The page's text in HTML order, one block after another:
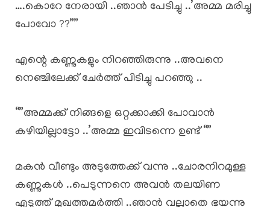
….കൊറേ നേരായി ..ഞാൻ പേടിച്ചു ..’അമ്മ മരിച്ചു
പോവോ ??””
എന്റെ കണ്ണുകളും നിറഞ്ഞിരുന്നു ..അവനെ
നെഞ്ചിലേക്ക് ചേർത്ത് പിടിച്ചു പറഞ്ഞു ..
“”അമ്മക്ക് നിങ്ങളെ ഒറ്റക്കാക്കി പോവാൻ
കഴിയില്ലാട്ടോ ..’അമ്മ ഇവിടന്നെ ഉണ്ട് “”
മകൻ വീണ്ടും അടുത്തേക്ക് വന്നു ..ചോരനിറമുള്ള
കണ്ണുകൾ ..പെടുന്നനെ അവൻ തലയിണ
എടുത്ത് മുഖത്തമർത്തി ..ഞാൻ വല്ലാതെ ഭയന്നു